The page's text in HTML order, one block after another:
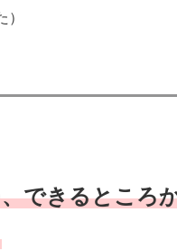
）
できるところ